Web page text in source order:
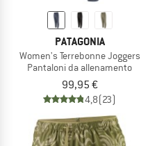
PATAGONIA
Women's Terrebonne Joggers
Pantaloni da allenamento
99,95 €
4,8(23)